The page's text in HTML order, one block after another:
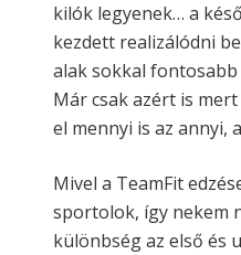
kilók legyenek… a
kezdett realizálódni
alak sokkal
Már csak azért is
el mennyi is az annyi,
Mivel a TeamFit
sportolok, így nekem
különbség az első és